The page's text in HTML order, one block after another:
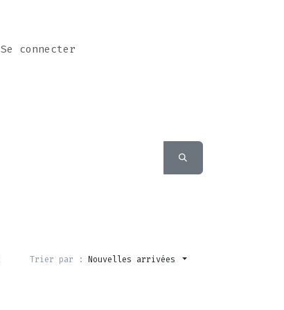
Se connecter
Trier par : Nouvelles arrivées